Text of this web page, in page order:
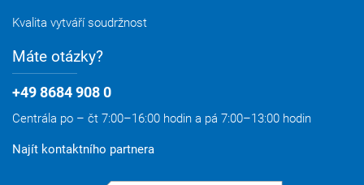
Kvalita vytváří soudržnost
Máte otázky?
+49 8684 908 0
Centrála po – čt 7:00–16:00 hodin a pá 7:00–13:00 hodin
Najít kontaktního partnera